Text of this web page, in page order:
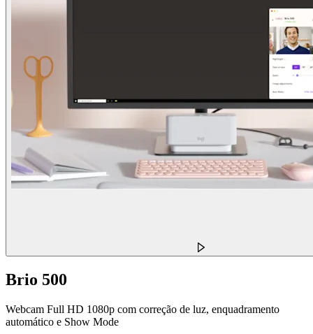
Brio 500
Webcam Full HD 1080p com correção de luz, enquadramento
automático e Show Mode